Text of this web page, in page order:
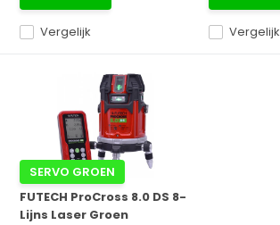
Vergelijk Vergelijk
SERVO GROEN
FUTECH ProCross 8.0 DS 8-
Lijns Laser Groen